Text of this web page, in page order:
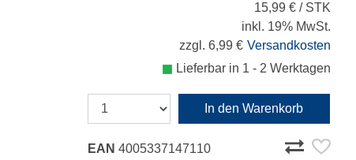
15,99 € / STK
inkl. 19% MwSt.
zzgl. 6,99 € Versandkosten
Lieferbar in 1 - 2 Werktagen
In den Warenkorb
EAN 4005337147110